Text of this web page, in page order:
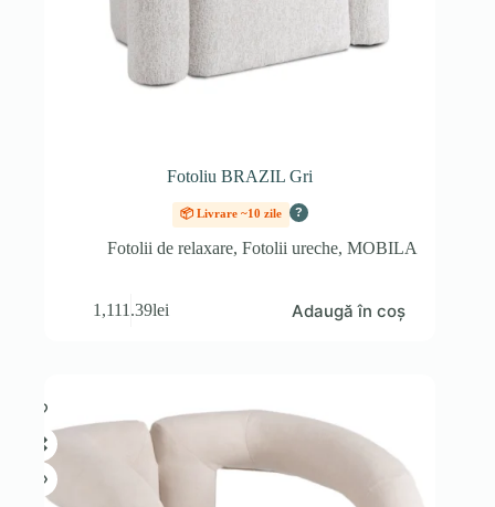
Fotoliu BRAZIL Gri
📦 Livrare ~10 zile ?
Fotolii de relaxare, Fotolii ureche, MOBILA
1,111.39lei Adaugă în coș